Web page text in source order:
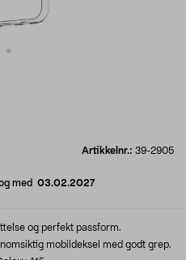
Artikkelnr.: 39-2905
med 03.02.2027
og perfekt passform.
mobildeksel med godt grep.